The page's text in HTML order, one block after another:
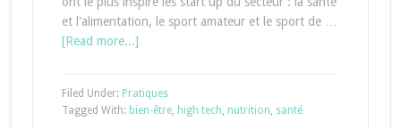
et l'alimentation, le sport amateur et le sport de …
[Read more...]
Filed Under: Pratiques
Tagged With: bien-être, high tech, nutrition, santé